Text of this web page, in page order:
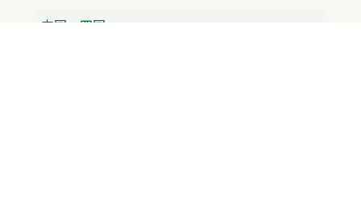
中国・四国